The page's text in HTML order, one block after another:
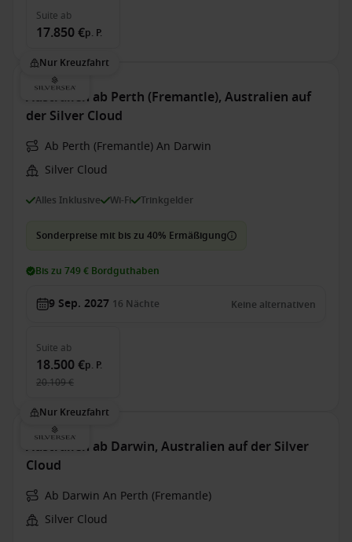
Suite ab
17.850 €p. P.
Nur Kreuzfahrt
Australien ab Perth (Fremantle), Australien auf
der Silver Cloud
Ab Perth (Fremantle) An Darwin
Silver Cloud
Alles Inklusive Wi-Fi Trinkgelder
Sonderpreise mit bis zu 40% Ermäßigung
Bis zu 749 € Bordguthaben
9 Sep. 2027 16 Nächte Keine alternativen
Suite ab
18.500 €p. P.
20.109 €
Nur Kreuzfahrt
Australien ab Darwin, Australien auf der Silver
Cloud
Ab Darwin An Perth (Fremantle)
Silver Cloud